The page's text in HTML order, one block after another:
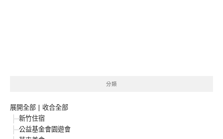
分類
展開全部 | 收合全部
新竹住宿
公益基金會園遊會